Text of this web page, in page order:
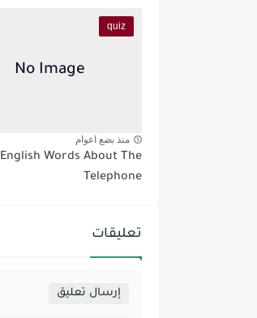
quiz
منذ بضع اعوام
English Words About The
Telephone
تعليقات
إرسال تعليق